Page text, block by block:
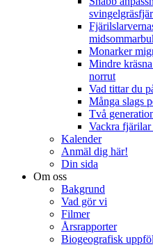
Monarker
Mindre
norrut
Vad tittar du
Många slags
Två
Vackra fjärilar
Kalender
Anmäl dig här!
Din sida
Om oss
Bakgrund
Vad gör vi
Filmer
Årsrapporter
Biogeografisk